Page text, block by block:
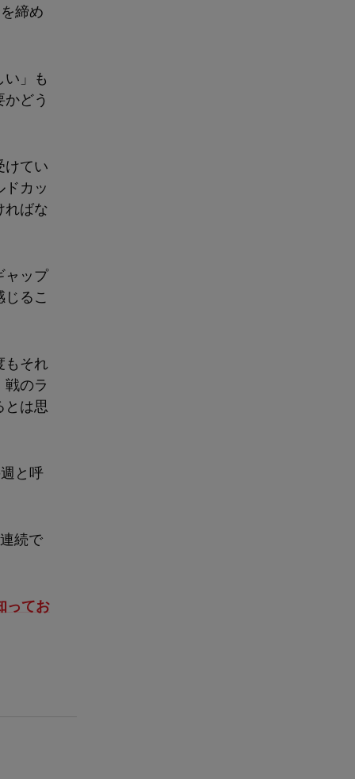
締め
」も
どう
けてい
カッ
ればな
ャップ
るこ
もそれ
のラ
は思
と呼
続で
ってお